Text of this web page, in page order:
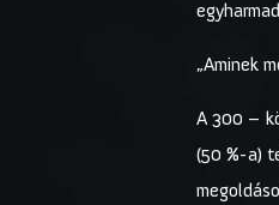
„Aminek
A 300 –
(50 %-a)